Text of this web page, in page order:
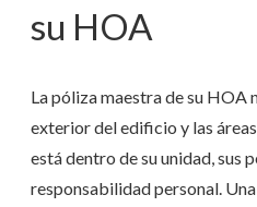
su HOA
La póliza maestra de su HOA
exterior del edificio y las
está dentro de su unidad, sus
responsabilidad personal.